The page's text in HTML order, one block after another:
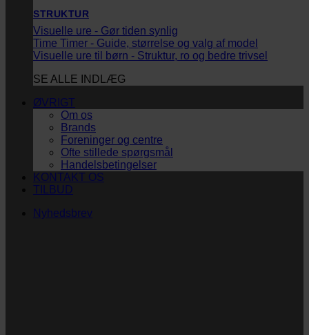
STRUKTUR
Visuelle ure - Gør tiden synlig
Time Timer - Guide, størrelse og valg af model
Visuelle ure til børn - Struktur, ro og bedre trivsel
SE ALLE INDLÆG
ØVRIGT
Om os
Brands
Foreninger og centre
Ofte stillede spørgsmål
Handelsbetingelser
KONTAKT OS
TILBUD
Nyhedsbrev